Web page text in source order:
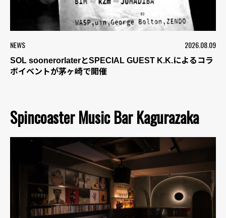
NEWS 2026.08.09
SOL soonerorlaterとSPECIAL GUEST K.K.によるコラ
ボイベントが茅ヶ崎で開催
Spincoaster Music Bar Kagurazaka